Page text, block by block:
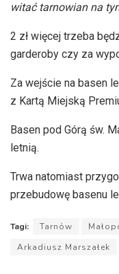
witać tarnowian na
2 zł więcej trzeba
garderoby czy za
Za wejście na basen
z Kartą Miejską
Basen pod Górą św.
letnią.
Trwa natomiast
przebudowę basenu
Tagi: Tarnów
Arkadiusz Marszałek